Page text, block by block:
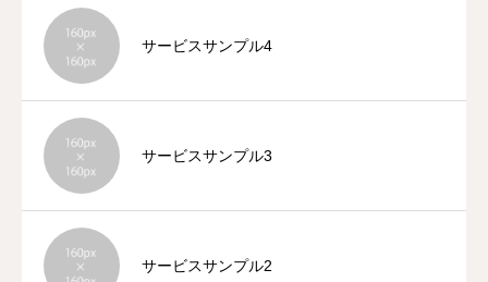
サービスサンプル4
サービスサンプル3
サービスサンプル2
活動報告
お問い合わせ